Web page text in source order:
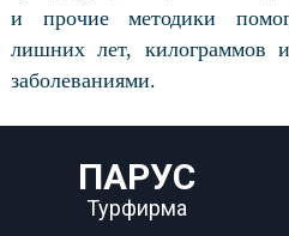
и прочие методики
лишних лет, килограммов
заболеваниями.
ПАРУС
Турфирма